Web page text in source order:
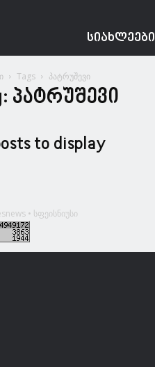
ᲡᲘᲐᲮᲚᲔᲔᲑᲘ
Tags პატრუშევი
პატრუშევი
to display
• სფეისნიუსი